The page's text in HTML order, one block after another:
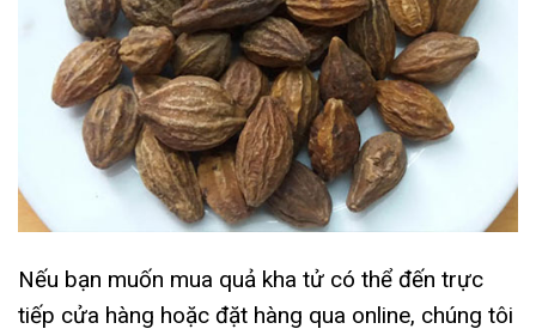
Nếu bạn muốn mua quả kha tử có thể đến trực
tiếp cửa hàng hoặc đặt hàng qua online, chúng tôi